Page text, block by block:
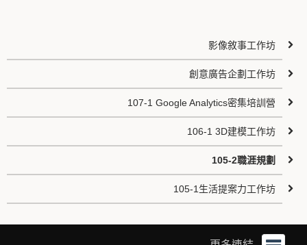
影像敘事工作坊
創意廣告企劃工作坊
107-1 Google Analytics密集培訓營
106-1 3D建模工作坊
105-2職涯規劃
105-1生活提案力工作坊